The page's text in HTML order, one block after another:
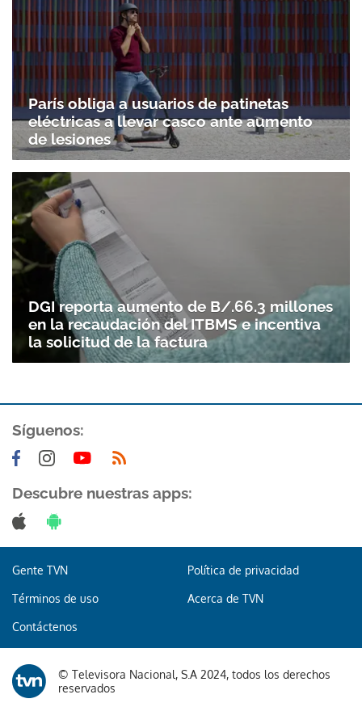
Gracias por suscribirte a nuestro boletín.
París obliga a usuarios de patinetas
eléctricas a llevar casco ante aumento
de lesiones
DGI reporta aumento de B/.66.3 millones
en la recaudación del ITBMS e incentiva
la solicitud de la factura
Síguenos:
Descubre nuestras apps:
Gente TVN Política de privacidad
Términos de uso Acerca de TVN
Contáctenos
© Televisora Nacional, S.A 2024, todos los derechos
reservados